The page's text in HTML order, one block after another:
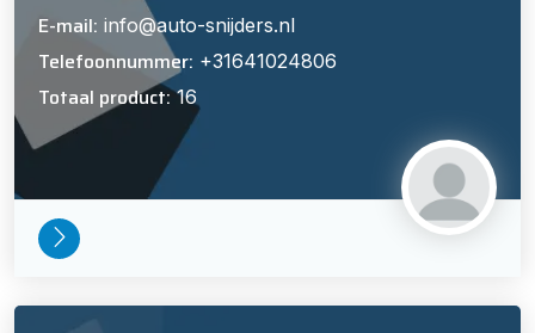
E-mail: info@auto-snijders.nl
Telefoonnummer: +31641024806
Totaal product:16